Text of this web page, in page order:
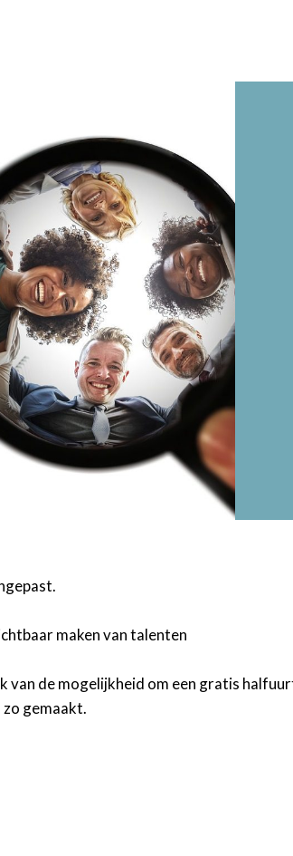
maken van talenten
van de mogelijkheid om een gratis
gemaakt.